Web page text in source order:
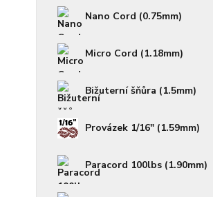
Nano Cord (0.75mm)
Micro Cord (1.18mm)
Bižuterní šňůra (1.5mm)
Provázek 1/16" (1.59mm)
Paracord 100lbs (1.90mm)